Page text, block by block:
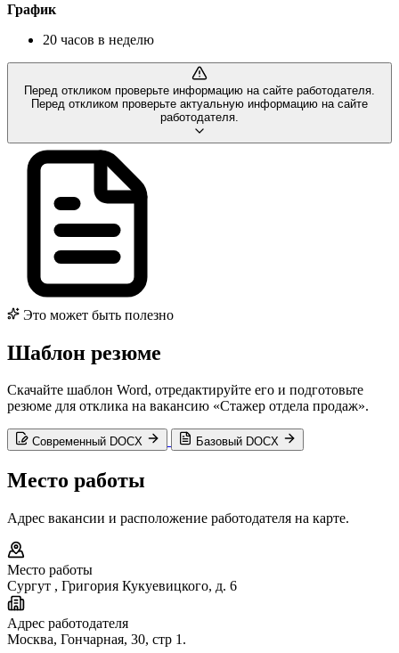
График
20 часов в неделю
Перед откликом проверьте информацию на сайте работодателя.
Перед откликом проверьте актуальную информацию на сайте
работодателя.
Это может быть полезно
Шаблон резюме
Скачайте шаблон Word, отредактируйте его и подготовьте
резюме для отклика на вакансию «Стажер отдела продаж».
Современный DOCX Базовый DOCX
Место работы
Адрес вакансии и расположение работодателя на карте.
Место работы
Сургут , Григория Кукуевицкого, д. 6
Адрес работодателя
Москва, Гончарная, 30, стр 1.